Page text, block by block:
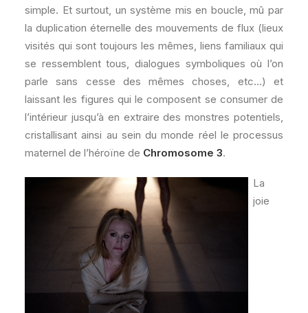
simple. Et surtout, un système mis en boucle, mû par
la duplication éternelle des mouvements de flux (lieux
visités qui sont toujours les mêmes, liens familiaux qui
se ressemblent tous, dialogues symboliques où l’on
parle sans cesse des mêmes choses, etc…) et
laissant les figures qui le composent se consumer de
l’intérieur jusqu’à en extraire des monstres potentiels,
cristallisant ainsi au sein du monde réel le processus
maternel de l’héroïne de Chromosome 3.
La
joie